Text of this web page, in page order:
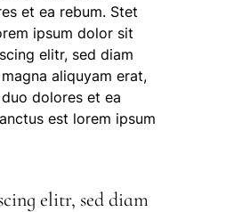
et ea rebum. Stet
ipsum dolor sit
elitr, sed diam
aliquyam erat,
dolores et ea
est lorem ipsum
elitr, sed diam